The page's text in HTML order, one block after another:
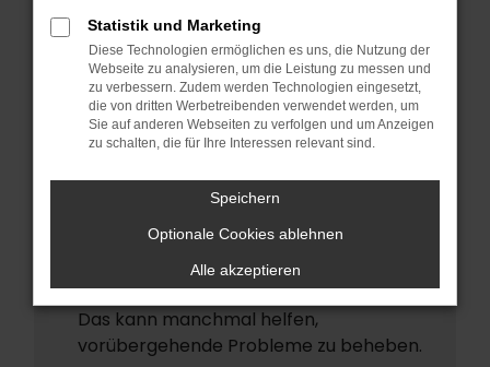
Überprüfe deine Firewall und deine
Internetverbindung.
Laden andere Webseiten, zum Beispiel
deine Suchmaschine?
Prüfe deine Browsererweiterungen.
Manche Erweiterungen, wie
Werbeblocker, können das Laden
bestimmter Seiten verhindern.
Funktioniert die Seite in einem anderen
Browser oder in einem privaten Fenster?
Starte dein Gerät neu.
Das kann manchmal helfen,
vorübergehende Probleme zu beheben.
Statistik und Marketing
Diese Technologien ermöglichen es uns, die Nutzung der
Webseite zu analysieren, um die Leistung zu messen und
zu verbessern. Zudem werden Technologien eingesetzt,
die von dritten Werbetreibenden verwendet werden, um
Sie auf anderen Webseiten zu verfolgen und um Anzeigen
zu schalten, die für Ihre Interessen relevant sind.
Speichern
Optionale Cookies ablehnen
Alle akzeptieren